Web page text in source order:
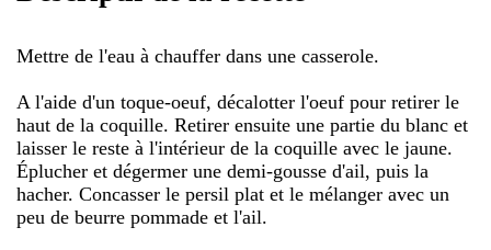
Mettre de l'eau à chauffer dans une casserole.
A l'aide d'un toque-oeuf, décalotter l'oeuf pour retirer le
haut de la coquille. Retirer ensuite une partie du blanc et
laisser le reste à l'intérieur de la coquille avec le jaune.
Éplucher et dégermer une demi-gousse d'ail, puis la
hacher. Concasser le persil plat et le mélanger avec un
peu de beurre pommade et l'ail.